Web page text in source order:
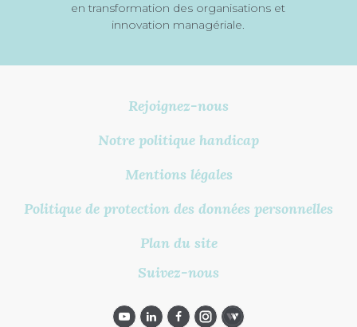
Rejoignez-nous
Notre politique handicap
Mentions légales
Politique de protection des données personnelles
Plan du site
Suivez-nous
en transformation des organisations et
innovation managériale.